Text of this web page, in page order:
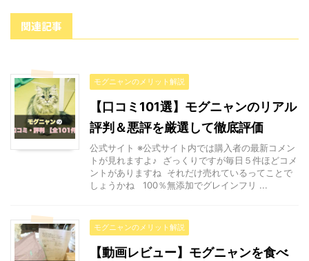
関連記事
モグニャンのメリット解説
【口コミ101選】モグニャンのリアル
評判＆悪評を厳選して徹底評価
公式サイト ※公式サイト内では購入者の最新コメン
トが見れますよ♪ ざっくりですが毎日５件ほどコメ
ントがありますね それだけ売れているってことで
しょうかね 100％無添加でグレインフリ ...
モグニャンのメリット解説
【動画レビュー】モグニャンを食べ